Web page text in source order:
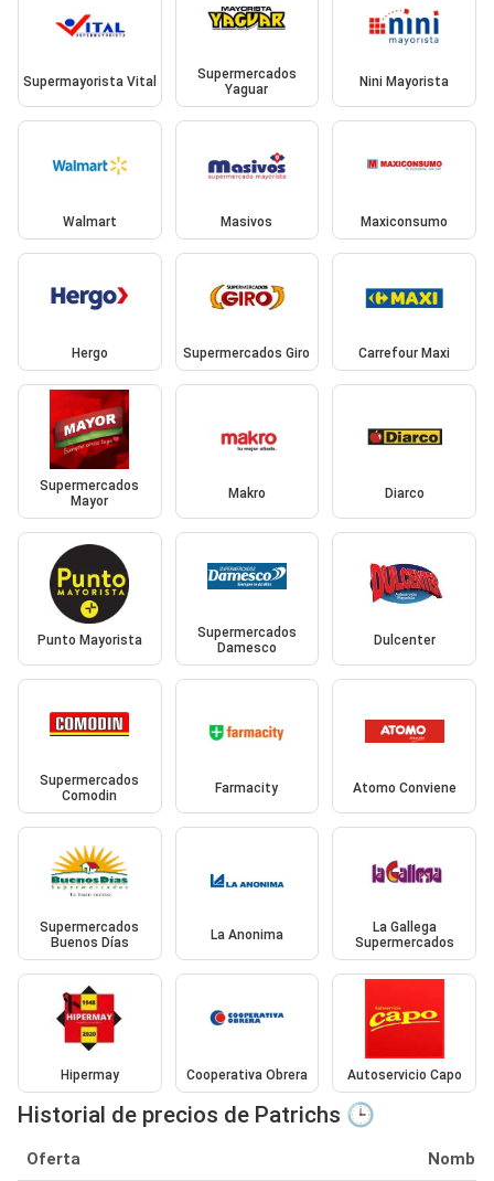
Supermayorista Vital
Supermercados
Yaguar
Nini Mayorista
Walmart Masivos Maxiconsumo
Hergo Supermercados Giro Carrefour Maxi
Supermercados
Mayor
Makro Diarco
Punto Mayorista
Supermercados
Damesco
Dulcenter
Supermercados
Comodin
Farmacity Atomo Conviene
Supermercados
Buenos Días
La Anonima
La Gallega
Supermercados
Hipermay Cooperativa Obrera Autoservicio Capo
Historial de precios de Patrichs 🕒
Oferta Nombre